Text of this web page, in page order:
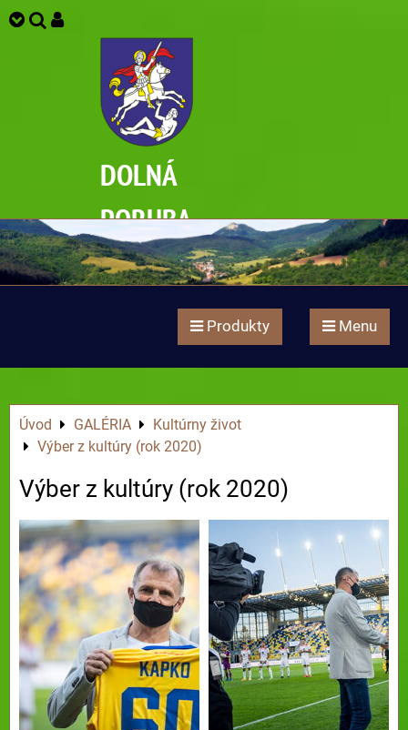
DOLNÁ
PORUBA
Produkty Menu
Úvod GALÉRIA
Kultúrny život
Výber z kultúry (rok 2020)
Výber z kultúry (rok 2020)